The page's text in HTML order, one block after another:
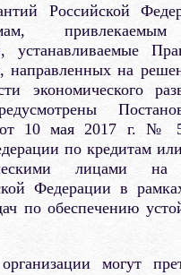
Российской
привлекаемым
направленных на
экономического
от 10 мая 2017 г. №
по кредитам
лицами на
Федерации в
по обеспечению
могут